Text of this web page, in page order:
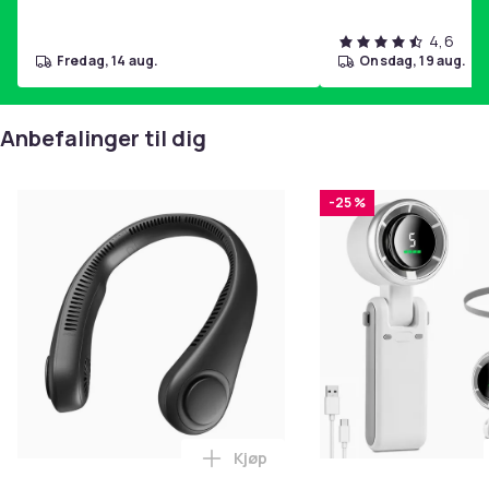
700
fredag, 14 aug.
4,6
onsdag, 19 aug.
Anbefalinger til dig
Legg Bærbar Vifte / Halsvifte -
Kjøp
-25 %